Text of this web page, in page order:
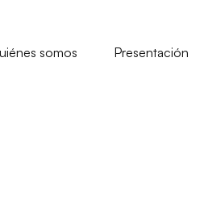
somos Presentación